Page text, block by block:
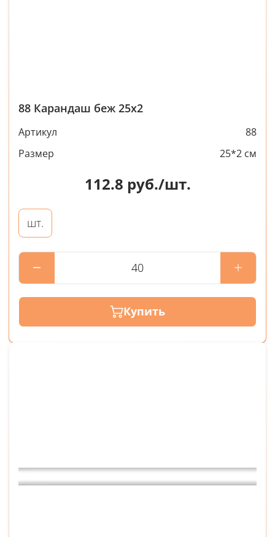
88 Карандаш беж 25х2
Артикул
88
Размер
25*2 см
112.8 руб./шт.
шт.
Купить